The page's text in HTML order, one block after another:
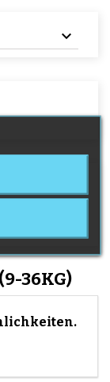
36KG)